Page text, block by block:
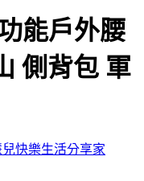
能戶外腰
側背包 軍
快樂生活分享家